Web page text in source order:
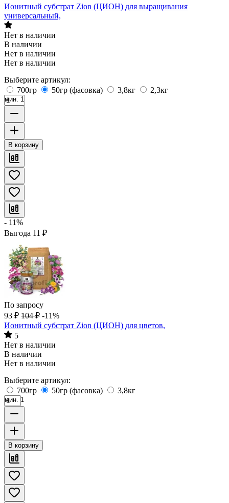
Ионитный субстрат Zion (ЦИОН) для выращивания
универсальный,
Нет в наличии
В наличии
Нет в наличии
Нет в наличии
Выберите артикул:
700гр
50гр (фасовка) 3,8кг 2,3кг
мин. 1
В корзину
- 11%
Выгода 11 ₽
По запросу
93 ₽ 104 ₽ -11%
Ионитный субстрат Zion (ЦИОН) для цветов,
5
Нет в наличии
В наличии
Нет в наличии
Выберите артикул:
700гр
50гр (фасовка) 3,8кг
мин. 1
В корзину